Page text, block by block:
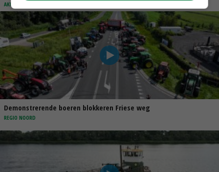
AKKER- & TUINBOUW
Demonstrerende boeren blokkeren Friese weg
REGIO NOORD